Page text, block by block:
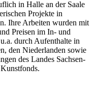
in Halle an der Saale
Projekte in
Ihre Arbeiten wurden mit
Preisen im In- und
durch Aufenthalte in
den Niederlanden sowie
des Landes Sachsen-